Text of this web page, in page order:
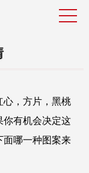
，方片，黑桃
你有机会决定这
面哪一种图案来